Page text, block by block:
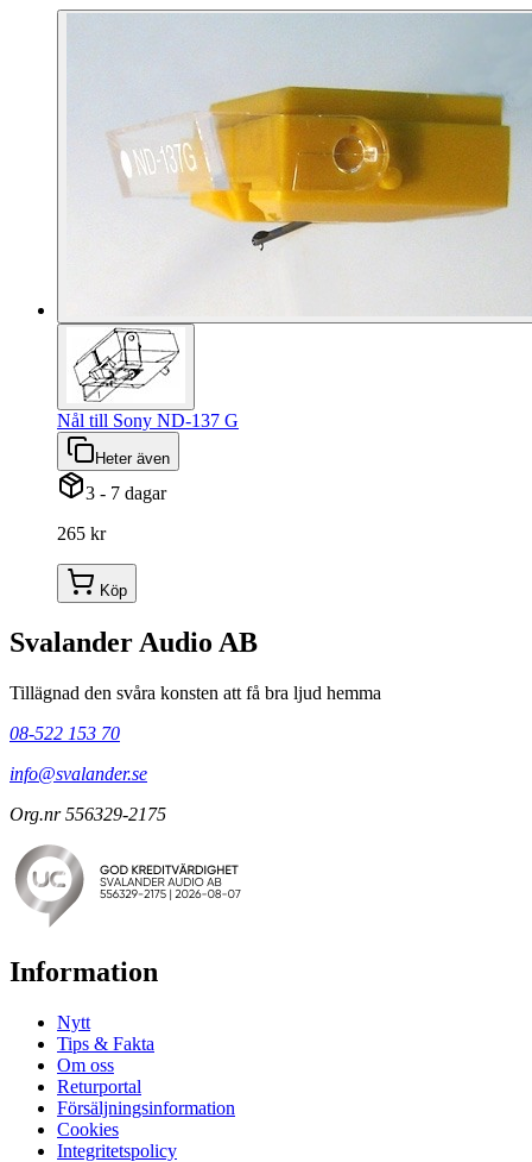
Nål till Sony ND-137 G
Heter även
3 - 7 dagar
265 kr
Köp
Svalander Audio AB
Tillägnad den svåra konsten att få bra ljud hemma
08-522 153 70
info@svalander.se
Org.nr 556329-2175
Information
Nytt
Tips & Fakta
Om oss
Returportal
Försäljningsinformation
Cookies
Integritetspolicy